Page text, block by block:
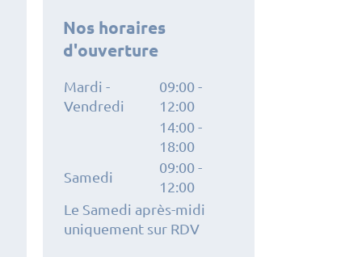
Nos horaires
d'ouverture
Mardi -
Vendredi
09:00-
12:00
14:00-
18:00
Samedi
09:00-
12:00
Le Samedi après-midi
uniquement sur RDV